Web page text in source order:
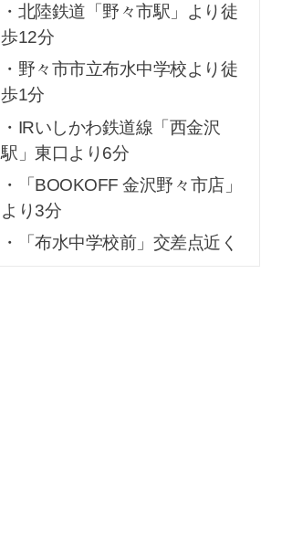
・北陸鉄道「野々市駅」より徒
歩12分
・野々市市立布水中学校より徒
歩1分
・IRいしかわ鉄道線「西金沢
駅」東口より6分
・「BOOKOFF 金沢野々市店」
より3分
・「布水中学校前」交差点近く